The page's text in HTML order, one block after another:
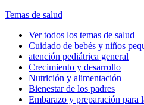
Temas de salud
Ver todos los temas de salud
Cuidado de bebés y niños
atención pediátrica general
Crecimiento y desarrollo
Nutrición y alimentación
Bienestar de los padres
Embarazo y preparación para